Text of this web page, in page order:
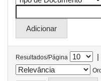
Resultados/Página |